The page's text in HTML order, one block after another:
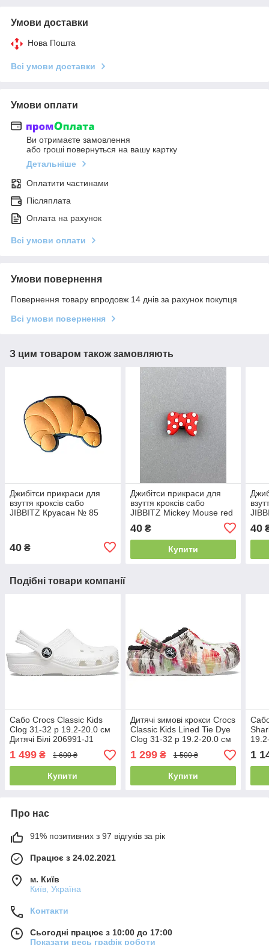
Умови доставки
Нова Пошта
Всі умови доставки
Умови оплати
Ви отримаєте замовлення
або гроші повернуться на вашу картку
Детальніше
Оплатити частинами
Післяплата
Оплата на рахунок
Всі умови оплати
Умови повернення
Повернення товару впродовж 14 днів за рахунок покупця
Всі умови повернення
З цим товаром також замовляють
Джибітси прикраси для
взуття кроксів сабо
JIBBITZ Круасан № 85
40 ₴
Джибітси прикраси для
взуття кроксів сабо
JIBBITZ Mickey Mouse red
pink Міккі Маус червоний
бант № 78
40₴
Купити
40
Подібні товари компанії
Сабо Crocs Classic Kids
Clog 31-32 р 19.2-20.0 см
Дитячі Білі 206991-J1
White
1 499 ₴ 1 600 ₴
Купити
Дитячі зимові крокси Crocs
Classic Kids Lined Tie Dye
Clog 31-32 р 19.2-20.0 см
206991-J1 Black/Multi
1 299₴ 1 500 ₴
Купити
з
1
Про нас
91% позитивних з 97 відгуків за рік
Працює з 24.02.2021
м. Київ
Київ, Україна
Контакти
Сьогодні працює з 10:00 до 17:00
Показати весь графік роботи